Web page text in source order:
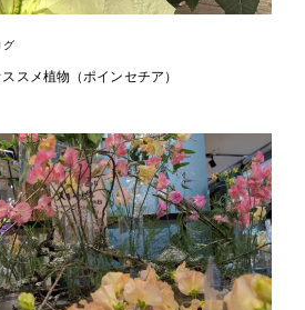
グ
スメ植物（ポインセチア）